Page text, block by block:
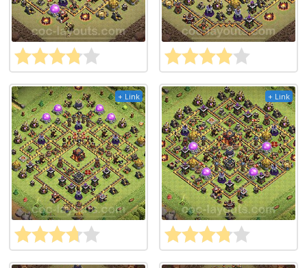
+ Link + Link